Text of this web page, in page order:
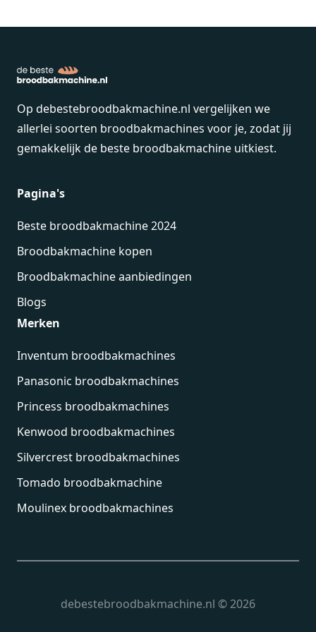
Op debestebroodbakmachine.nl vergelijken we
allerlei soorten broodbakmachines voor je, zodat jij
gemakkelijk de beste broodbakmachine uitkiest.
Pagina's
Beste broodbakmachine 2024
Broodbakmachine kopen
Broodbakmachine aanbiedingen
Blogs
Merken
Inventum broodbakmachines
Panasonic broodbakmachines
Princess broodbakmachines
Kenwood broodbakmachines
Silvercrest broodbakmachines
Tomado broodbakmachine
Moulinex broodbakmachines
debestebroodbakmachine.nl ©2026